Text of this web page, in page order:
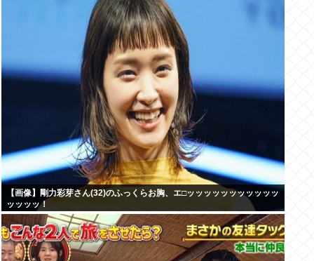
【画像】剛力彩芽さん(32)のふっくらお胸、エ□ッッッッッッッッッッッ
ッッッッ！